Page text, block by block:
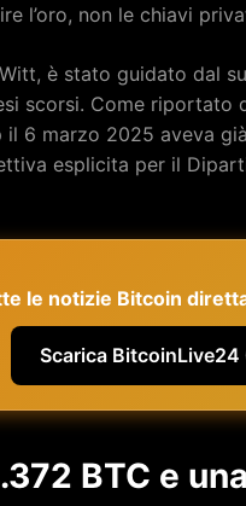
l’oro, non le chiavi
è stato guidato dal
scorsi. Come riportato
6 marzo 2025 aveva
esplicita per il
le notizie Bitcoin
Scarica BitcoinLive24
BTC e